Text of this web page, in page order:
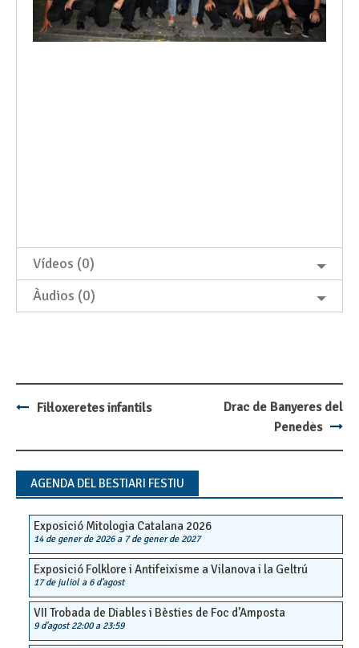
Vídeos (0)
Àudios (0)
navigation
Fil·loxeretes infantils
Drac de Banyeres del
Penedès
AGENDA DEL BESTIARI FESTIU
Exposició Mitologia Catalana 2026
14 de gener de 2026a 7 de gener de 2027
Exposició Folklore i Antifeixisme a Vilanova i la Geltrú
17 de juliola 6 d'agost
VII Trobada de Diables i Bèsties de Foc d’Amposta
9 d'agost 22:00a 23:59